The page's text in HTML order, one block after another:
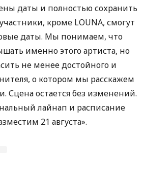
даты и полностью сохранить
кроме LOUNA, смогут
даты. Мы понимаем, что
именно этого артиста, но
не менее достойного и
о котором мы расскажем
Сцена остается без изменений.
лайнап и расписание
21 августа».